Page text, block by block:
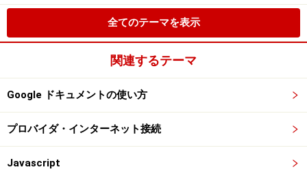
全てのテーマを表示
関連するテーマ
Google ドキュメントの使い方
プロバイダ・インターネット接続
Javascript